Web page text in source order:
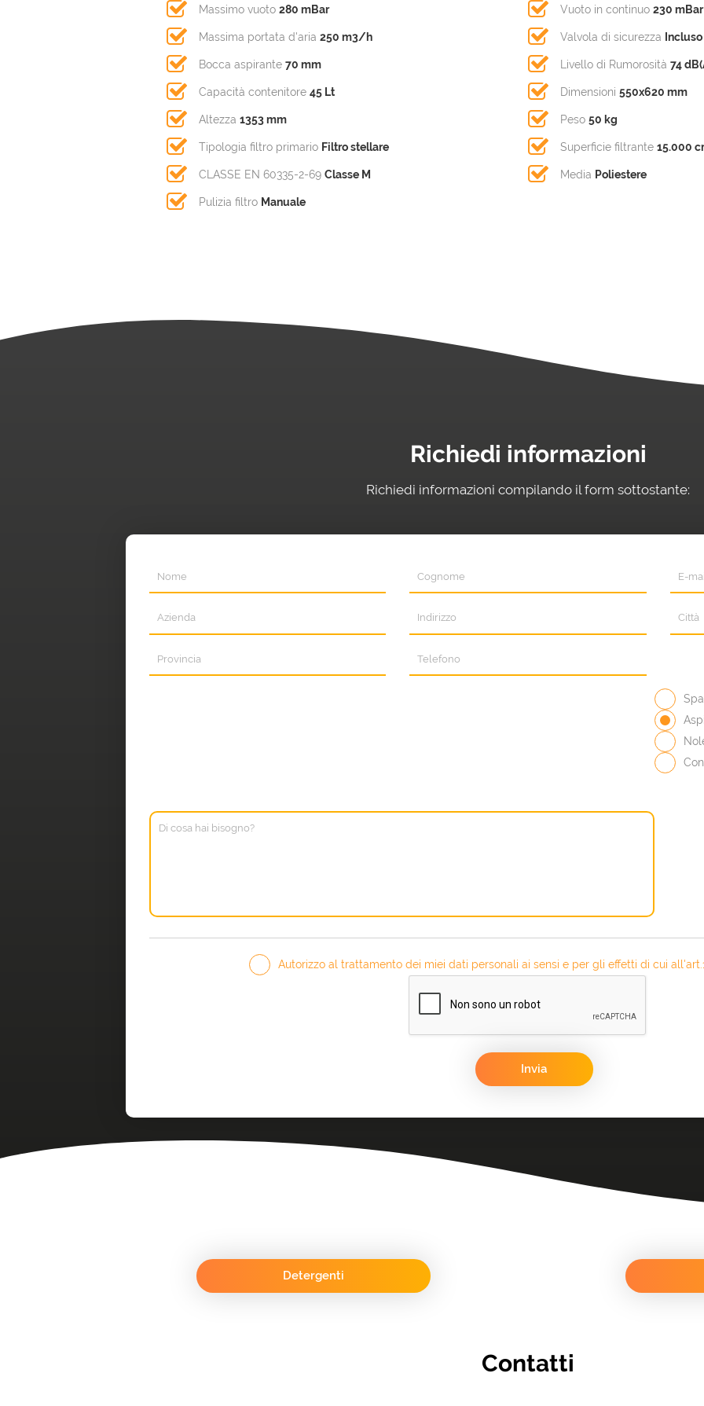
Massimo vuoto 280 mBar Vuoto in continuo 230 mBar
Massima portata d'aria 250 m3/h Valvola di sicurezza Incluso
Bocca aspirante 70 mm Livello di Rumorosità 74
Capacità contenitore 45 Lt Dimensioni 550x620 mm
Altezza 1353 mm Peso 50 kg
Tipologia filtro primario Filtro stellare Superficie filtrante 15.000
CLASSE EN 60335-2-69 Classe M Media Poliestere
Pulizia filtro Manuale
Richiedi informazioni
Richiedi informazioni compilando il form sottostante:
Autorizzo al trattamento dei miei dati personali ai sensi e per gli effetti di cui
Detergenti
Contatti